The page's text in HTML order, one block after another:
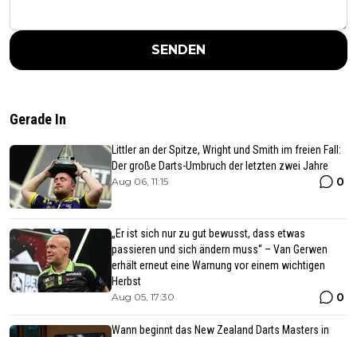
SENDEN
Gerade In
Littler an der Spitze, Wright und Smith im freien Fall:
Der große Darts-Umbruch der letzten zwei Jahre
Aug 06, 11:15 0
„Er ist sich nur zu gut bewusst, dass etwas
passieren und sich ändern muss“ – Van Gerwen
erhält erneut eine Warnung vor einem wichtigen
Herbst
Aug 05, 17:30 0
Wann beginnt das New Zealand Darts Masters in